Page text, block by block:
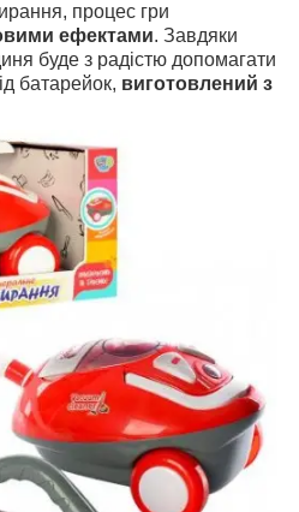
процес гри
ефектами. Завдяки
буде з радістю допомагати
батарейок, виготовлений з